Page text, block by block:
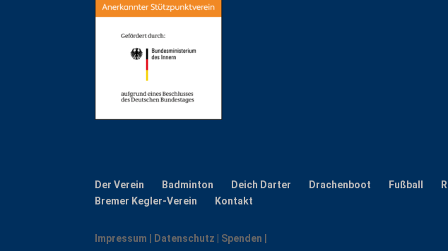
Der Verein Badminton Deich Darter Drachenboot Fußball
Bremer Kegler-Verein
Kontakt
Impressum Datenschutz | Spenden